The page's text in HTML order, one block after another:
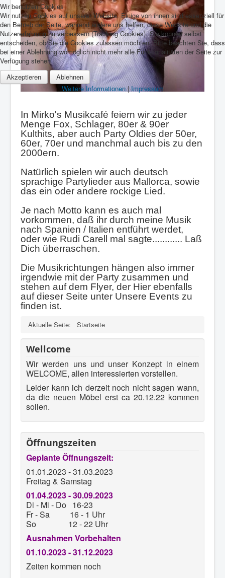
In Mirko's Musikcafé feiern wir zu jeder
Menge Fox, Schlager, 80er & 90er
Kulthits, aber auch Party Oldies der 50er,
60er, 70er und manchmal auch bis zu den
2000ern.
Natürlich spielen wir auch deutsch
sprachige Partylieder aus Mallorca, sowie
das ein oder andere rockige Lied.
Je nach Motto kann es auch mal
vorkommen, daß ihr durch meine Musik
nach Spanien / Italien entführt werdet,
oder wie Rudi Carell mal sagte............ Laß
Dich überraschen.
Die Musikrichtungen hängen also immer
irgendwie mit der Party zusammen und
stehen auf dem Flyer, der Hier ebenfalls
auf dieser Seite unter Unsere Events zu
finden ist.
Aktuelle Seite: Startseite
Wellcome
Wir werden uns und unser Konzept in einem
WELCOME, allen interessierten vorstellen.
Leider kann ich derzeit noch nicht sagen wann,
da die neuen Möbel erst ca 20.12.22 kommen
sollen.
Öffnungszeiten
Geplante Öffnungszeit:
01.01.2023 - 31.03.2023
Freitag & Samstag
01.04.2023 - 30.09.2023
Di - Mi - Do 16-23
Fr - Sa 16 - 1 Uhr
So 12 - 22 Uhr
Ausnahmen Vorbehalten
01.10.2023 - 31.12.2023
Zeiten kommen noch
Wir benutzen Cookies
Wir nutzen Cookies auf unserer Website. Einige von ihnen sind essenziell für
den Betrieb der Seite, während andere uns helfen, diese Website und die
Nutzererfahrung zu verbessern (Tracking Cookies). Sie können selbst
entscheiden, ob Sie die Cookies zulassen möchten. Bitte beachten Sie, dass
bei einer Ablehnung womöglich nicht mehr alle Funktionalitäten der Seite zur
Verfügung stehen.
Akzeptieren
Ablehnen
Weitere Informationen|Impressum